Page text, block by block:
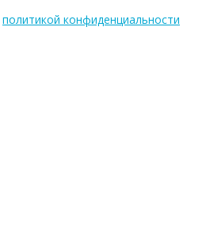
политикой конфиденциальности